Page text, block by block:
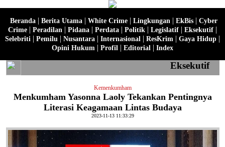
Beranda| Berita Utama| White Crime| Lingkungan | EkBis| Cyber
Crime | Peradilan | Pidana | Perdata | Politik | Legislatif | Eksekutif |
Selebriti | Pemilu | Nusantara | Internasional | ResKrim | Gaya Hidup |
Opini Hukum | Profil | Editorial | Index
Eksekutif
Kemenkumham
Menkumham Yasonna Laoly Tekankan Pentingnya
Literasi Keagamaan Lintas Budaya
2023-11-13 11:33:29